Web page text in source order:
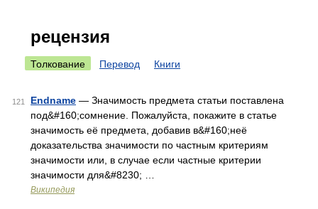
рецензия
Толкование Перевод Книги
121 Endname — Значимость предмета статьи поставлена
под&#160;сомнение. Пожалуйста, покажите в статье
значимость её предмета, добавив в&#160;неё
доказательства значимости по частным критериям
значимости или, в случае если частные критерии
значимости для&#8230; …
Википедия